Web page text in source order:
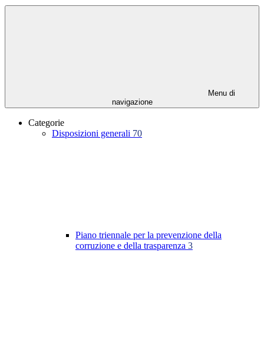
Menu di
navigazione
Categorie
Disposizioni generali 70
Piano triennale per la prevenzione della
corruzione e della trasparenza 3